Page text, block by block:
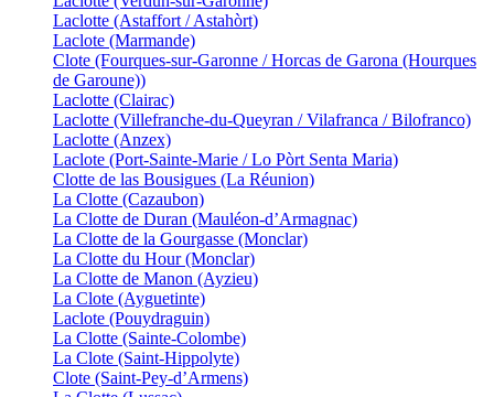
Laclotte (Astaffort / Astahòrt)
Laclote (Marmande)
Clote (Fourques-sur-Garonne / Horcas de Garona (Hourques
de Garoune))
Laclotte (Clairac)
Laclotte (Villefranche-du-Queyran / Vilafranca / Bilofranco)
Laclotte (Anzex)
Laclote (Port-Sainte-Marie / Lo Pòrt Senta Maria)
Clotte de las Bousigues (La Réunion)
La Clotte (Cazaubon)
La Clotte de Duran (Mauléon-d’Armagnac)
La Clotte de la Gourgasse (Monclar)
La Clotte du Hour (Monclar)
La Clotte de Manon (Ayzieu)
La Clote (Ayguetinte)
Laclote (Pouydraguin)
La Clotte (Sainte-Colombe)
La Clote (Saint-Hippolyte)
Clote (Saint-Pey-d’Armens)